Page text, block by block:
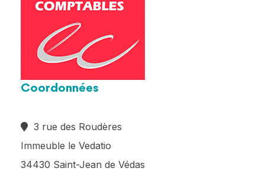
Coordonnées
3 rue des Roudères
Immeuble le Vedatio
34430 Saint-Jean de Védas